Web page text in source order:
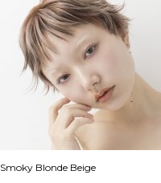
Smoky Blonde Beige